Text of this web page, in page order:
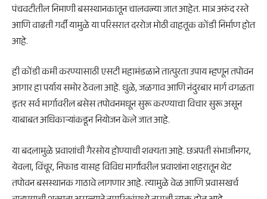
पंचवटीतील निमाणी बसस्थानकातून चालवल्या जात आहेत. मात्र अरुंद रस्ते
आणि वाढती गर्दी यामुळे या परिसरात दररोज मोठी वाहतूक कोंडी निर्माण होत
आहे.
ही कोंडी कमी करण्यासाठी एसटी महामंडळाने तात्पुरता उपाय म्हणून तपोवन
आगार हा पर्याय समोर ठेवला आहे. धुळे, जळगाव आणि नंदुरबार मार्ग वगळता
इतर सर्व मार्गावरील बसेस तपोवनमधून सुरू करण्याचा विचार सुरू असून
याबाबत अधिकाऱ्यांकडून नियोजन केले जात आहे.
या बदलामुळे प्रवाशांची गैरसोय होण्याची शक्यता आहे. छत्रपती संभाजीनगर,
येवला, विंचूर, निफाड यासह विविध मार्गांवरील प्रवाशांना शहरातून थेट
तपोवन बसस्थानक गाठावे लागणार आहे. त्यामुळे वेळ आणि प्रवासखर्च